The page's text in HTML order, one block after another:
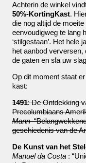
Achterin de winkel
50%-KortingKast.
die nog altijd de
eenvoudigweg te lang
‘stilgestaan’. Het hele
het aanbod verversen,
de gaten en sla uw
Op dit moment staat
kast:
1491: De Ontdekking
Precolumbiaans
Mann
geschiedenis van de
De Kunst van het
Manuel da Costa :